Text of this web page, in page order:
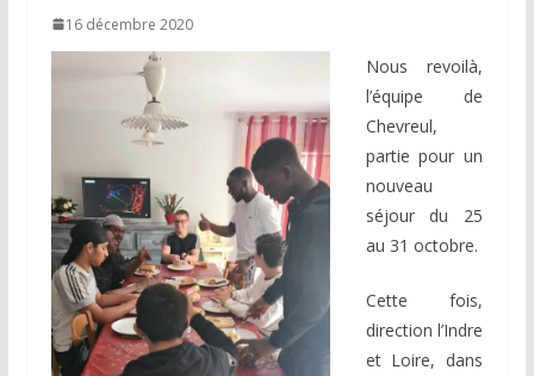
16 décembre 2020
Nous revoilà,
l’équipe de
Chevreul,
partie pour un
nouveau
séjour du 25
au 31 octobre.
Cette fois,
direction l’Indre
et Loire, dans